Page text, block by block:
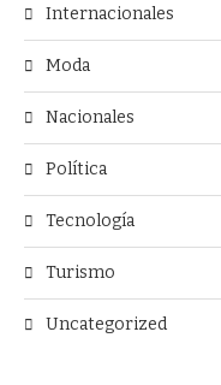
Internacionales
Moda
Nacionales
Política
Tecnología
Turismo
Uncategorized